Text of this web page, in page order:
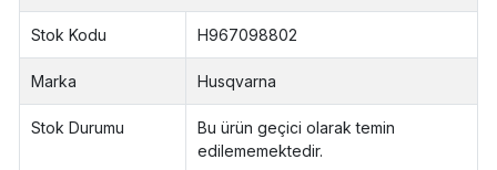
Stok Kodu H967098802
Marka Husqvarna
Stok Durumu
Bu ürün geçici olarak temin
edilememektedir.